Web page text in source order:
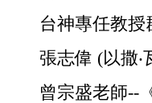
台神專任教授
張志偉 (以撒‧
曾宗盛老師--